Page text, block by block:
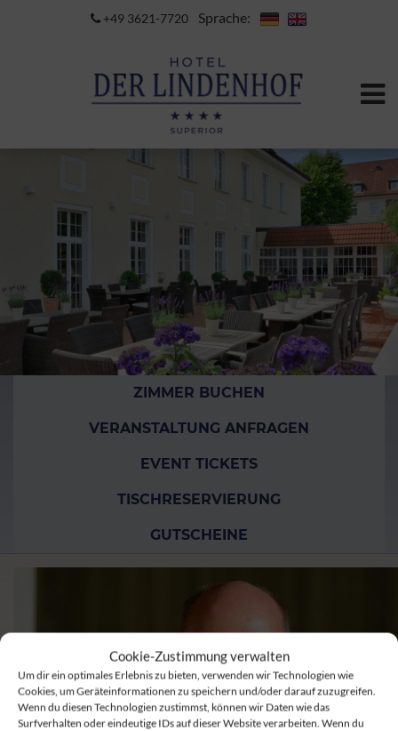
Cookie-Zustimmung verwalten
Um dir ein optimales Erlebnis zu bieten, verwenden wir Technologien wie
Cookies, um Geräteinformationen zu speichern und/oder darauf zuzugreifen.
Wenn du diesen Technologien zustimmst, können wir Daten wie das
Surfverhalten oder eindeutige IDs auf dieser Website verarbeiten. Wenn du
+49 3621-7720 Sprache:
ZIMMER BUCHEN
VERANSTALTUNG ANFRAGEN
EVENT TICKETS
TISCHRESERVIERUNG
GUTSCHEINE